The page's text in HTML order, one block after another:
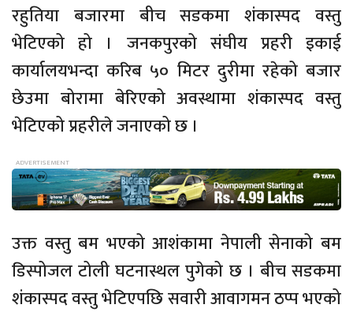
रहुतिया बजारमा बीच सडकमा शंकास्पद वस्तु
भेटिएको हो । जनकपुरको संघीय प्रहरी इकाई
कार्यालयभन्दा करिब ५० मिटर दुरीमा रहेको बजार
छेउमा बोरामा बेरिएको अवस्थामा शंकास्पद वस्तु
भेटिएको प्रहरीले जनाएको छ ।
उक्त वस्तु बम भएको आशंकामा नेपाली सेनाको बम
डिस्पोजल टोली घटनास्थल पुगेको छ । बीच सडकमा
शंकास्पद वस्तु भेटिएपछि सवारी आवागमन ठप्प भएको